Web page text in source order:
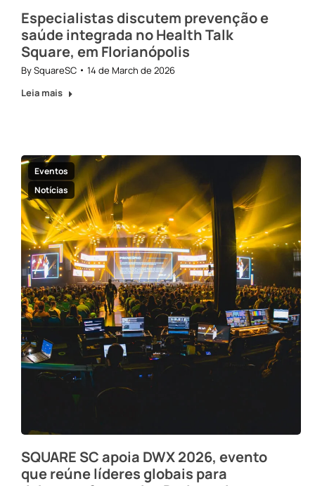
Especialistas discutem prevenção e
saúde integrada no Health Talk
Square, em Florianópolis
BySquareSC
14 de March de 2026
Leia mais
Eventos
Notícias
SQUARE SC apoia DWX 2026, evento
que reúne líderes globais para